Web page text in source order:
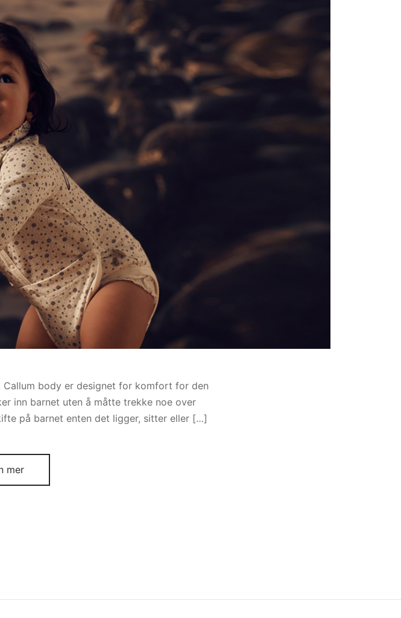
Callum body er designet for komfort for den
inn barnet uten å måtte trekke noe over
på barnet enten det ligger, sitter eller […]
mer